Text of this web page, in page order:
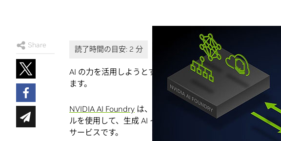
Share
AI の力を活用しようとする企業は、業界固有のニーズに合
ます。
NVIDIA AI Foundry は、企業がデータ、アクセラレーテッド
ルを使用して、生成 AI イニシアチブを強化できるカスタム
サービスです。